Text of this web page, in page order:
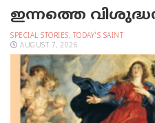
ഇന്നത്തെ
SPECIAL STORIES, TODAY'S SAINT
AUGUST 7, 2026